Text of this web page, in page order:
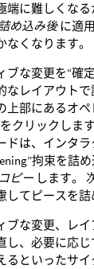
端に難しくな
め込み後に適
なくなります。
ブな変更を“確
なレイアウト
上部にあるオ
クリックします
ドは、インタ
拘束を詰
コピー します。
してピースを詰
ブな変更、レ
し、必要に応
るといったサ